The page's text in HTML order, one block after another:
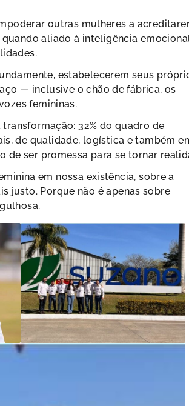
outras mulheres a
aliado à inteligência
estabelecerem seus
— inclusive o chão de fábrica, os
femininas.
32% do quadro de
de qualidade, logística e também
de ser promessa para se tornar
em nossa existência, sobre a
justo. Porque não é apenas sobre